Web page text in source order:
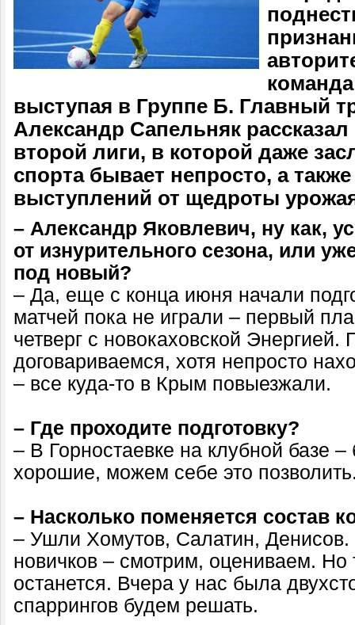
выступая в Группе Б. Главный
Александр Сапельняк
второй лиги, в которой даже
спорта бывает непросто, а
выступлений от щедроты
– Александр Яковлевич, ну как,
от изнурительного сезона, или
под новый?
– Да, еще с конца июня начали
матчей пока не играли – первый
четверг с новокаховской
договариваемся, хотя непросто
– все куда-то в Крым повыезжали.
– Где проходите подготовку?
– В Горностаевке на клубной базе
хорошие, можем себе это
– Насколько поменяется состав
– Ушли Хомутов, Салатин, Денисов.
новичков – смотрим, оцениваем. Но
останется. Вчера у нас была
спаррингов будем решать.